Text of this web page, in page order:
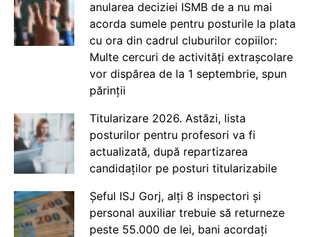
anularea deciziei ISMB de a nu mai
acorda sumele pentru posturile la plata
cu ora din cadrul cluburilor copiilor:
Multe cercuri de activități extrașcolare
vor dispărea de la 1 septembrie, spun
părinții
Titularizare 2026. Astăzi, lista
posturilor pentru profesori va fi
actualizată, după repartizarea
candidaților pe posturi titularizabile
Șeful ISJ Gorj, alți 8 inspectori și
personal auxiliar trebuie să returneze
peste 55.000 de lei, bani acordați